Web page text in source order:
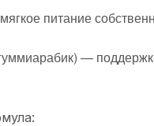
питание
—